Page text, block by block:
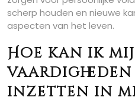
scherp houden en nieuwe
aspecten van het leven.
Hoe kan ik
inzetten in